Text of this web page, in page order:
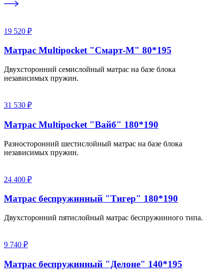
19 520 ₽
Матрас Multipocket "Смарт-M" 80*195
Двухсторонний семислойный матрас на базе блока
независимых пружин.
31 530 ₽
Матрас Multipocket "Вайб" 180*190
Разносторонний шестислойный матрас на базе блока
независимых пружин.
24 400 ₽
Матрас беспружинный "Тигер" 180*190
Двухсторонний пятислойный матрас беспружинного типа.
9 740 ₽
Матрас беспружинный "Делоне" 140*195